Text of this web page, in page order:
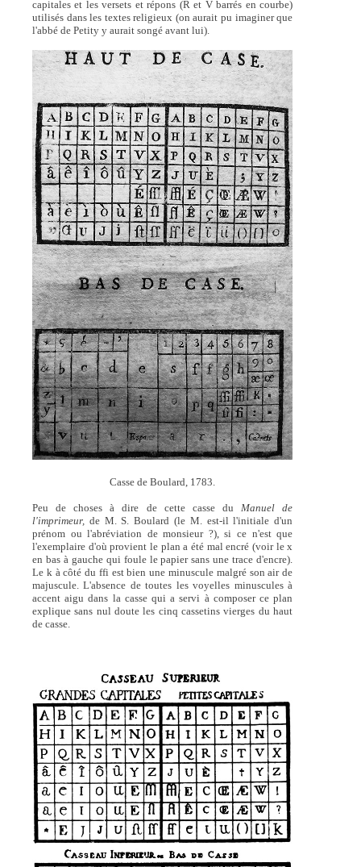
capitales et les versets et répons (R et V barrés en courbe)
utilisés dans les textes religieux (on aurait pu imaginer que
l'abbé de Petity y aurait songé avant lui).
Casse de Boulard, 1783.
Peu de choses à dire de cette casse duManuel de
l'imprimeur,de M. S. Boulard (le M. est-il l'initiale d'un
prénom ou l'abréviation de monsieur ?), si ce n'est que
l'exemplaire d'où provient le plan a été mal encré (voir le x
en bas à gauche qui foule le papier sans une trace d'encre).
Le k à côté du ffi est bien une minuscule malgré son air de
majuscule. L'absence de toutes les voyelles minuscules à
accent aigu dans la casse qui a servi à composer ce plan
explique sans nul doute les cinq cassetins vierges du haut
de casse.